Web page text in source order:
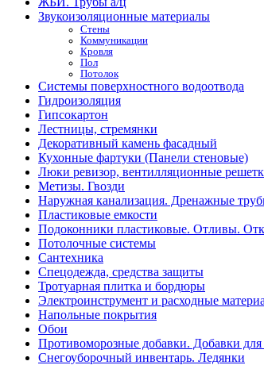
Звукоизоляционные материалы
Стены
Коммуникации
Кровля
Пол
Потолок
Системы поверхностного водоотвода
Гидроизоляция
Гипсокартон
Лестницы, стремянки
Декоративный камень фасадный
Кухонные фартуки (Панели стеновые)
Люки ревизор, вентилляционные
Метизы. Гвозди
Наружная канализация. Дренажные
Пластиковые емкости
Подоконники пластиковые. Отливы.
Потолочные системы
Сантехника
Спецодежда, средства защиты
Тротуарная плитка и бордюры
Электроинструмент и расходные
Напольные покрытия
Обои
Противоморозные добавки. Добавки для
Снегоуборочный инвентарь. Ледянки